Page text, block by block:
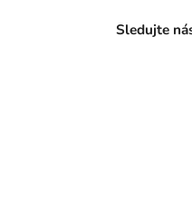
Sledujte